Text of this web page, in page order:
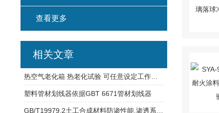
查看更多
相关文章
塑料管材划线器依据GBT 6671管材划线器